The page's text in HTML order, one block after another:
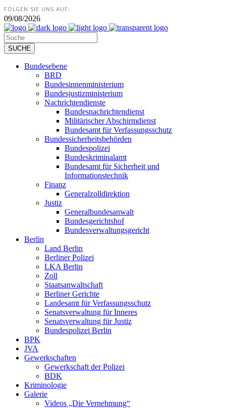
FOLGEN SIE UNS AUF:
09/08/2026
Bundesebene
BRD
Bundesinnenministerium
Bundesjustizministerium
Nachrichtendienste
Bundesnachrichtendienst
Militärischer Abschirmdienst
Bundesamt für Verfassungsschutz
Bundessicherheitsbehörden
Bundespolizei
Bundeskriminalamt
Bundesamt für Sicherheit und
Informationstechnik
Finanz
Generalzolldirektion
Justiz
Generalbundesanwalt
Bundesgerichtshof
Bundesverwaltungsgericht
Berlin
Land Berlin
Berliner Polizei
LKA Berlin
Zoll
Staatsanwaltschaft
Berliner Gerichte
Landesamt für Verfassungsschutz
Senatsverwaltung für Inneres
Senatsverwaltung für Justiz
Bundespolizei Berlin
BPK
JVA
Gewerkschaften
Gewerkschaft der Polizei
BDK
Kriminologie
Galerie
Videos „Die Vernehmung“